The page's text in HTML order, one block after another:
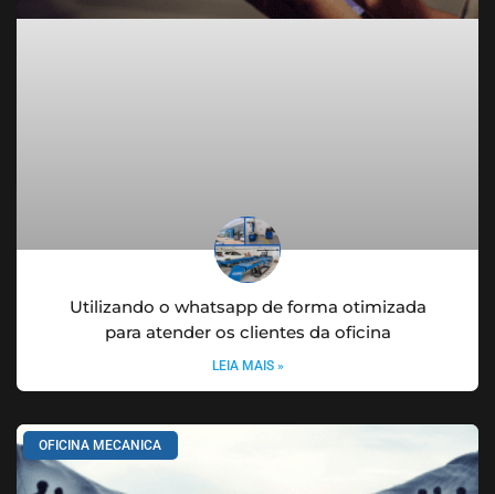
Utilizando o whatsapp de forma otimizada
para atender os clientes da oficina
LEIA MAIS »
OFICINA MECANICA